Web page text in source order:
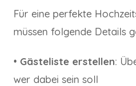
Für eine perfekte
müssen folgende Details
• Gästeliste erstellen:
wer dabei sein soll